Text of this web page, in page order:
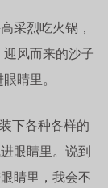
采烈吃火锅，
风而来的沙子
睛里。
下各种各样的
眼睛里。说到
睛里，我会不